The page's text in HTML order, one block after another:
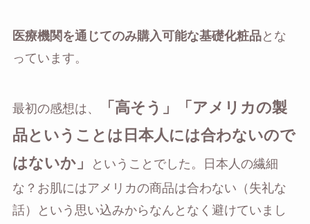
医療機関を通じてのみ購入可能な基礎化粧品とな
っています。
最初の感想は、
「高そう」「アメリカの製
品ということは日本人には合わないので
はないか」
ということでした。日本人の繊細
な？お肌にはアメリカの商品は合わない（失礼な
話）という思い込みからなんとなく避けていまし